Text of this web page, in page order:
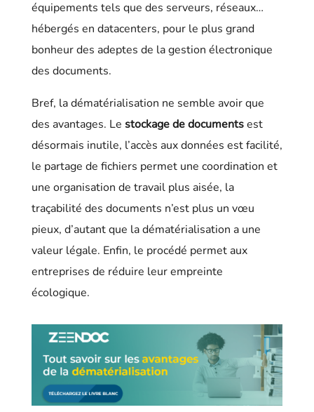
équipements tels que des serveurs, réseaux…
hébergés en datacenters, pour le plus grand
bonheur des adeptes de la gestion électronique
des documents.
Bref, la dématérialisation ne semble avoir que
des avantages. Le stockage de documentsest
désormais inutile, l’accès aux données est facilité,
le partage de fichiers permet une coordination et
une organisation de travail plus aisée, la
traçabilité des documents n’est plus un vœu
pieux, d’autant que la dématérialisation a une
valeur légale. Enfin, le procédé permet aux
entreprises de réduire leur empreinte
écologique.